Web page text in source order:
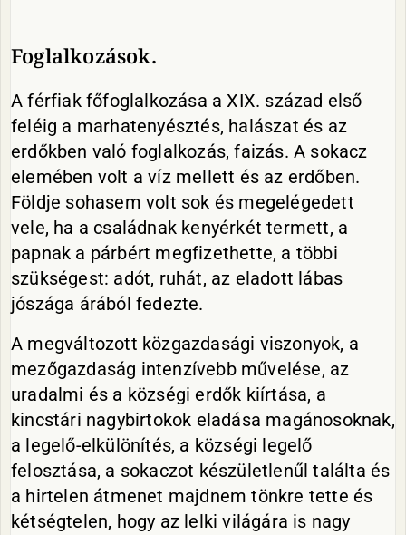
Foglalkozások.
A férfiak főfoglalkozása a XIX. század első
feléig a marhatenyésztés, halászat és az
erdőkben való foglalkozás, faizás. A sokacz
elemében volt a víz mellett és az erdőben.
Földje sohasem volt sok és megelégedett
vele, ha a családnak kenyérkét termett, a
papnak a párbért megfizethette, a többi
szükségest: adót, ruhát, az eladott lábas
jószága árából fedezte.
A megváltozott közgazdasági viszonyok, a
mezőgazdaság intenzívebb művelése, az
uradalmi és a községi erdők kiírtása, a
kincstári nagybirtokok eladása magánosoknak,
a legelő-elkülönítés, a községi legelő
felosztása, a sokaczot készületlenűl találta és
a hirtelen átmenet majdnem tönkre tette és
kétségtelen, hogy az lelki világára is nagy